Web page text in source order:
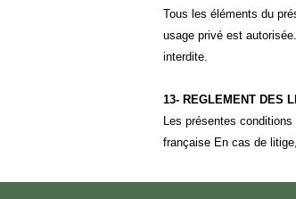
Tous les éléments du
usage privé est
interdite.
13- REGLEMENT DES
Les présentes
française En cas de